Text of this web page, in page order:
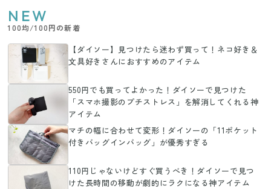
NEW
100均/100円の新着
【ダイソー】見つけたら迷わず買って！ネコ好き＆
文具好きさんにおすすめのアイテム
550円でも買ってよかった！ダイソーで見つけた
「スマホ撮影のプチストレス」を解消してくれる神
アイテム
マチの幅に合わせて変形！ダイソーの「11ポケット
付きバッグインバッグ」が優秀すぎる
110円じゃないけどすぐ買うべき！ダイソーで見つ
けた長時間の移動が劇的にラクになる神アイテム